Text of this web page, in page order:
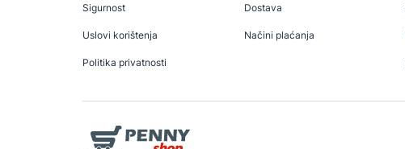
Sigurnost
Uslovi korištenja
Politika privatnosti
Dostava
Načini plaćanja